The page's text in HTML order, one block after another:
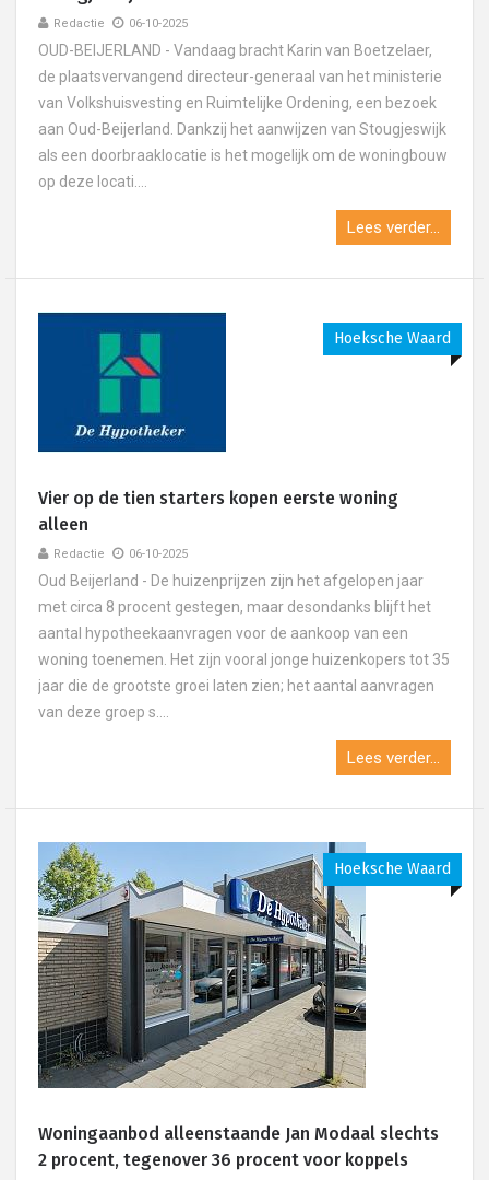
Redactie 06-10-2025
OUD-BEIJERLAND - Vandaag bracht Karin van Boetzelaer,
de plaatsvervangend directeur-generaal van het ministerie
van Volkshuisvesting en Ruimtelijke Ordening, een bezoek
aan Oud-Beijerland. Dankzij het aanwijzen van Stougjeswijk
als een doorbraaklocatie is het mogelijk om de woningbouw
op deze locati....
Lees verder...
Hoeksche Waard
Vier op de tien starters kopen eerste woning
alleen
Redactie 06-10-2025
Oud Beijerland - De huizenprijzen zijn het afgelopen jaar
met circa 8 procent gestegen, maar desondanks blijft het
aantal hypotheekaanvragen voor de aankoop van een
woning toenemen. Het zijn vooral jonge huizenkopers tot 35
jaar die de grootste groei laten zien; het aantal aanvragen
van deze groep s....
Lees verder...
Hoeksche Waard
Woningaanbod alleenstaande Jan Modaal slechts
2 procent, tegenover 36 procent voor koppels